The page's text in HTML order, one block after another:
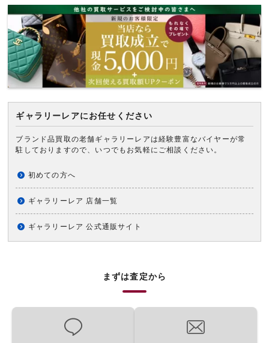
ギャラリーレアにお任せください
ブランド品買取の老舗ギャラリーレアは経験豊富なバイヤーが常
駐しておりますので、いつでもお気軽にご相談ください。
初めての方へ
ギャラリーレア 店舗一覧
ギャラリーレア 公式通販サイト
まずは査定から